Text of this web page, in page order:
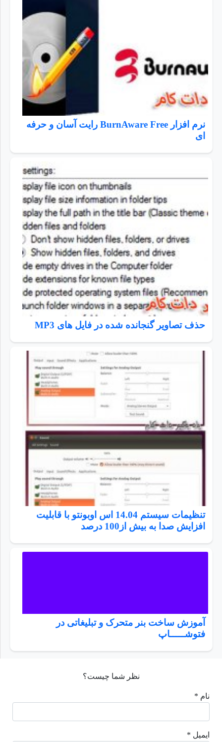
نرم افزار BurnAware Free رایت آسان و حرفه
ای
حذف تصاویر گنجانده شده در فایل های MP3
تنظیمات سیستم 14.04 اس اوبونتو با قابلیت
افزایش صدا به بیش از100 درصد
آموزش ساخت بنر متحرک و تبلیغاتی در
فتوشـــــاپ
نظر شما چیست؟
نام *
ایمیل *